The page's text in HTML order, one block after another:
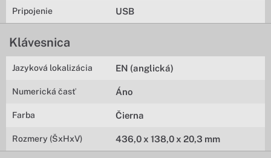
Pripojenie USB
Klávesnica
Jazyková lokalizácia EN (anglická)
Numerická časť Áno
Farba Čierna
Rozmery (ŠxHxV) 436,0 x 138,0 x 20,3 mm